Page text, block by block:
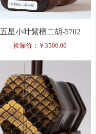
五星小叶紫檀二胡-5702
捡漏价：￥3500.00